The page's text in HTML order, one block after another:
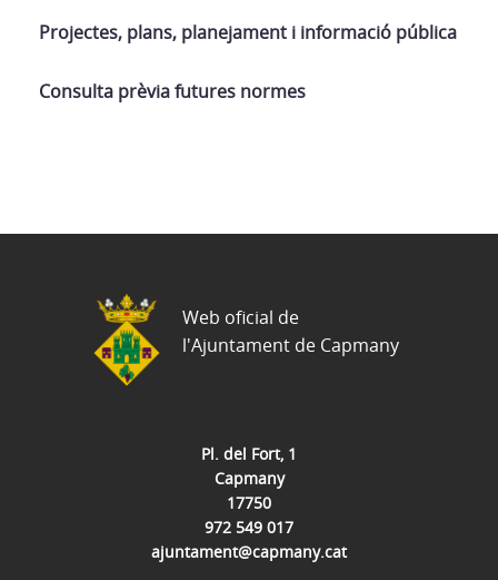
Projectes, plans, planejament i informació pública
Consulta prèvia futures normes
Pl. del Fort, 1
Capmany
17750
972 549 017
ajuntament@capmany.cat
Web oficial de
l'Ajuntament de Capmany